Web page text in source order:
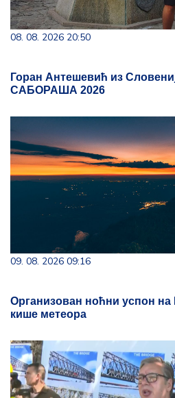
08. 08. 2026 20:50
Горан Антешевић из
САБОРАША 2026
09. 08. 2026 09:16
Организован ноћни успон
кише метеора